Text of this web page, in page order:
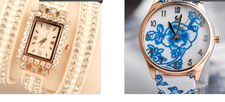
cena
je
bila:
37,80€.
cena
je:
10,99€.
bila: